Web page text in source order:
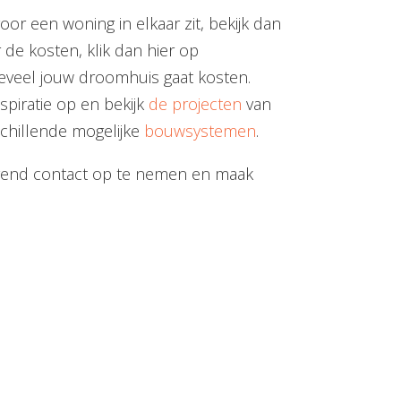
een woning in elkaar zit, bekijk dan
de kosten, klik dan hier op
jouw droomhuis gaat kosten.
op en bekijk de projecten van
mogelijke bouwsystemen.
contact op te nemen en maak